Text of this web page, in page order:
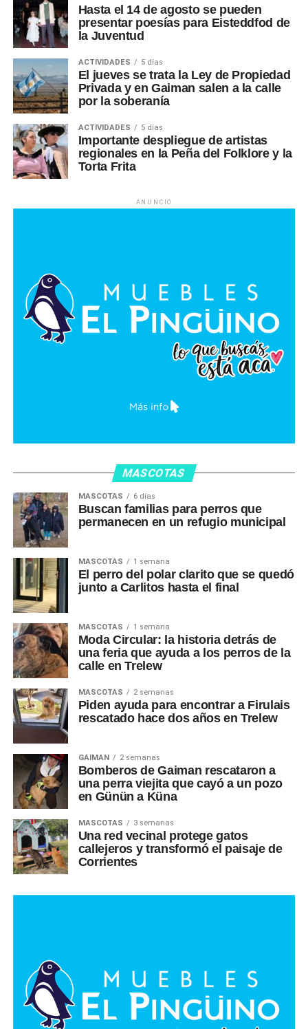
Hasta el 14 de agosto se pueden
presentar poesías para Eisteddfod de
la Juventud
ACTIVIDADES 5 días
El jueves se trata la Ley de Propiedad
Privada y en Gaiman salen a la calle
por la soberanía
ACTIVIDADES 5 días
Importante despliegue de artistas
regionales en la Peña del Folklore y la
Torta Frita
ANUNCIO
MASCOTAS
MASCOTAS 6 días
Buscan familias para perros que
permanecen en un refugio municipal
MASCOTAS 1 semana
El perro del polar clarito que se quedó
junto a Carlitos hasta el final
MASCOTAS 1 semana
Moda Circular: la historia detrás de
una feria que ayuda a los perros de la
calle en Trelew
MASCOTAS 2 semanas
Piden ayuda para encontrar a Firulais
rescatado hace dos años en Trelew
GAIMAN 2 semanas
Bomberos de Gaiman rescataron a
una perra viejita que cayó a un pozo
en Günün a Küna
MASCOTAS 3 semanas
Una red vecinal protege gatos
callejeros y transformó el paisaje de
Corrientes